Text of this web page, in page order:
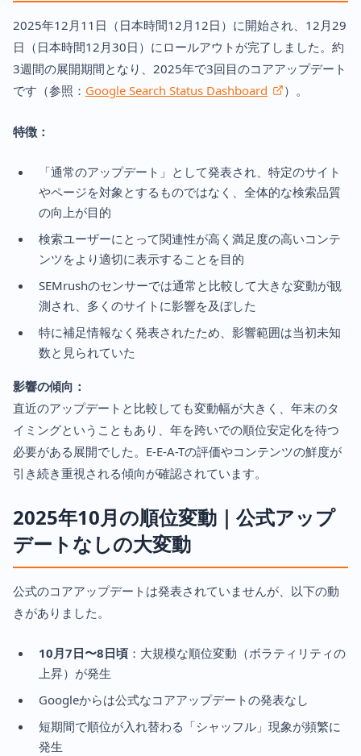
2025年12月11日（日本時間12月12日）に開始され、12月29
日（日本時間12月30日）にロールアウトが完了しました。約
3週間の展開期間となり、2025年で3回目のコアアップデート
です（参照： Google Search Status Dashboard ）。
特徴：
「通常のアップデート」として発表され、特定のサイト
やページを対象とするものではなく、全体的な検索品質
の向上が目的
検索ユーザーにとって関連性が高く満足度の高いコンテ
ンツをより適切に表示することを目的
SEMrushのセンサーでは通常と比較して大きな変動が観
測され、多くのサイトに影響を及ぼした
特に補足情報なく発表されたため、影響範囲は当初未知
数と見られていた
影響の傾向：
直近のアップデートと比較しても変動幅が大きく、年末のタ
イミングということもあり、年を跨いでの順位安定化を待つ
必要がある展開でした。E-E-A-Tの評価やコンテンツの鮮度が
引き続き重視される傾向が確認されています。
2025年10月の順位変動｜公式アップ
デートなしの大変動
公式のコアアップデートは発表されていませんが、以下の動
きがありました。
10月7日〜8日頃 ：大規模な順位変動（ボラティリティの
上昇）が発生
Googleからは公式なコアアップデートの発表なし
短期間で順位が入れ替わる「シャッフル」現象が頻繁に
発生